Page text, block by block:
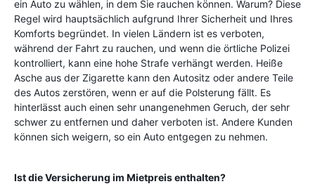
ein Auto zu wählen, in dem Sie rauchen können. Warum? Diese
Regel wird hauptsächlich aufgrund Ihrer Sicherheit und Ihres
Komforts begründet. In vielen Ländern ist es verboten,
während der Fahrt zu rauchen, und wenn die örtliche Polizei
kontrolliert, kann eine hohe Strafe verhängt werden. Heiße
Asche aus der Zigarette kann den Autositz oder andere Teile
des Autos zerstören, wenn er auf die Polsterung fällt. Es
hinterlässt auch einen sehr unangenehmen Geruch, der sehr
schwer zu entfernen und daher verboten ist. Andere Kunden
können sich weigern, so ein Auto entgegen zu nehmen.
Ist die Versicherung im Mietpreis enthalten?